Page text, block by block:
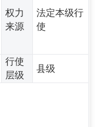
权力
来源
法定本级行
使
行使
层级
县级